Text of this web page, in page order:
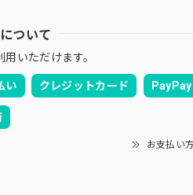
ついて
いただけます。
い クレジットカード PayPay
お支払い